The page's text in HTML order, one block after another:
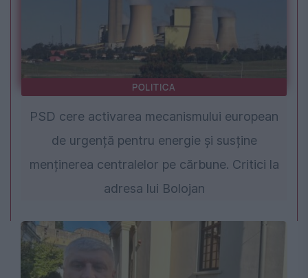
POLITICA
PSD cere activarea mecanismului european
de urgență pentru energie și susține
menținerea centralelor pe cărbune. Critici la
adresa lui Bolojan